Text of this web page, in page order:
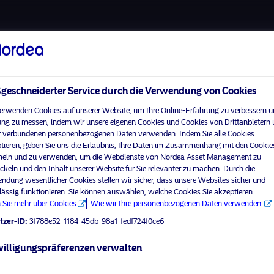
visit
Anlegerprofil aus
Home
Über uns
Fonds
Verantwortungsbewusste
Investments
News
Nutzungsbedingungen
Datenschutzerklärung
Cookie-Richtlinien
Zugänglichkeit
Sitemap
Service durch die Verwendung von Cookies
Cookies auf unserer Website, um Ihre Online-Erfahrung zu verbessern
zu messen, indem wir unsere eigenen Cookies und Cookies von Drittanbietern
personenbezogenen Daten verwenden. Indem Sie alle Cookies
geben Sie uns die Erlaubnis, Ihre Daten im Zusammenhang mit den
und zu verwenden, um die Webdienste von Nordea Asset Management zu
und den Inhalt unserer Website für Sie relevanter zu machen. Durch die
wesentlicher Cookies stellen wir sicher, dass unsere Websites sicher und
funktionieren. Sie können auswählen, welche Cookies Sie akzeptieren.
Sie mehr über Cookies
Wie wir Ihre personenbezogenen Daten verwenden.
ID: 3f788e52-1184-45db-98a1-fedf724f0ce6
verwalten